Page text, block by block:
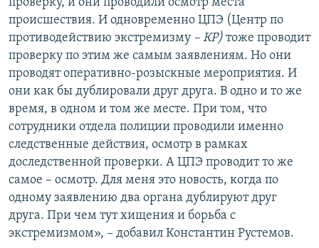
проверку, и они проводили осмотр места
происшествия. И одновременно ЦПЭ (Центр по
противодействию экстремизму – КР) тоже проводит
проверку по этим же самым заявлениям. Но они
проводят оперативно-розыскные мероприятия. И
они как бы дублировали друг друга. В одно и то же
время, в одном и том же месте. При том, что
сотрудники отдела полиции проводили именно
следственные действия, осмотр в рамках
доследственной проверки. А ЦПЭ проводит то же
самое – осмотр. Для меня это новость, когда по
одному заявлению два органа дублируют друг
друга. При чем тут хищения и борьба с
экстремизмом», – добавил Константин Рустемов.